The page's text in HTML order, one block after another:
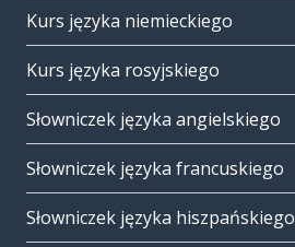
Kurs języka niemieckiego
Kurs języka rosyjskiego
Słowniczek języka angielskiego
Słowniczek języka francuskiego
Słowniczek języka hiszpańskiego